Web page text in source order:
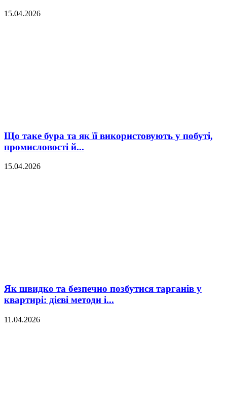
15.04.2026
Що таке бура та як її використовують у побуті,
промисловості й...
15.04.2026
Як швидко та безпечно позбутися тарганів у
квартирі: дієві методи і...
11.04.2026